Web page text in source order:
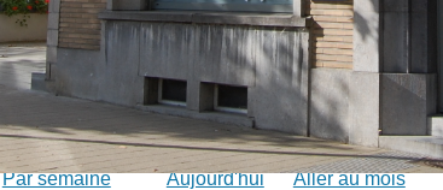
Calendrier
Par semaine Aujourd'hui Aller au mois